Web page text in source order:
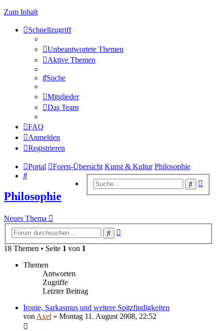
Zum Inhalt
Schnellzugriff
Unbeantwortete Themen
Aktive Themen
Suche
Mitglieder
Das Team
FAQ
Anmelden
Registrieren
Portal Foren-Übersicht Kunst & Kultur Philosophie
Suche
Suche
Philosophie
Neues Thema
Suche
18 Themen • Seite 1 von 1
Themen
Antworten
Zugriffe
Letzter Beitrag
Ironie, Sarkasmus und weitere Spitzfindigkeiten
vonAxel » Montag 11. August 2008, 22:52